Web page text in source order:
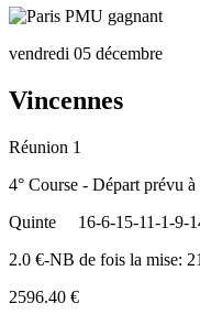
vendredi 05 décembre
Vincennes
Réunion 1
4° Course - Départ prévu
Quinte
16-6-15-11-1-9-
2.0 €-NB de fois la mise: 21
2596.40 €